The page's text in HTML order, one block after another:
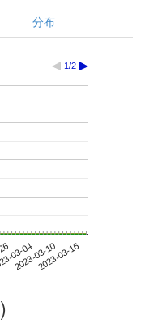
分布
1/2
03-04
2023-03-102023-03-16